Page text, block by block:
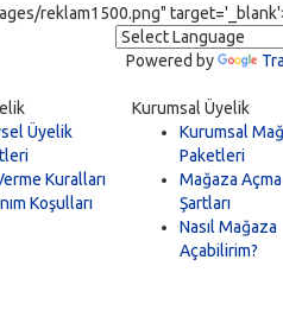
reklam1500.png"
Powered by
Üyelik
Kuralları
Koşulları
Kurumsal Üyelik
Kurumsal
Paketleri
Mağaza Açma
Şartları
Nasıl Mağaza
Açabilirim?